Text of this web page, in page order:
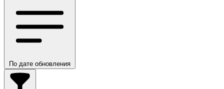
По дате обновления